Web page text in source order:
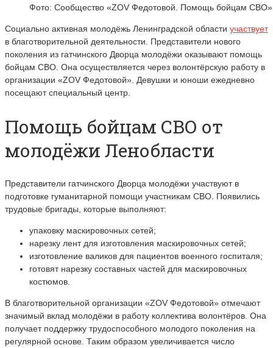
Фото: Сообщество «ZOV Федотовой. Помощь бойцам СВО»
Социально активная молодёжь Ленинградской области участвует
в благотворительной деятельности. Представители нового
поколения из гатчинского Дворца молодёжи оказывают помощь
бойцам СВО. Она осуществляется через волонтёрскую работу в
организации «ZOV Федотовой». Девушки и юноши ежедневно
посещают специальный центр.
Помощь бойцам СВО от
молодёжи Ленобласти
Представители гатчинского Дворца молодёжи участвуют в
подготовке гуманитарной помощи участникам СВО. Появились
трудовые бригады, которые выполняют:
упаковку маскировочных сетей;
нарезку лент для изготовления маскировочных сетей;
изготовление валиков для пациентов военного госпиталя;
готовят нарезку составных частей для маскировочных
костюмов.
В благотворительной организации «ZOV Федотовой» отмечают
значимый вклад молодёжи в работу коллектива волонтёров. Она
получает поддержку трудоспособного молодого поколения на
регулярной основе. Таким образом увеличивается число